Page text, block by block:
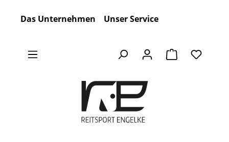
Das Unternehmen Unser Service
Warenkorb